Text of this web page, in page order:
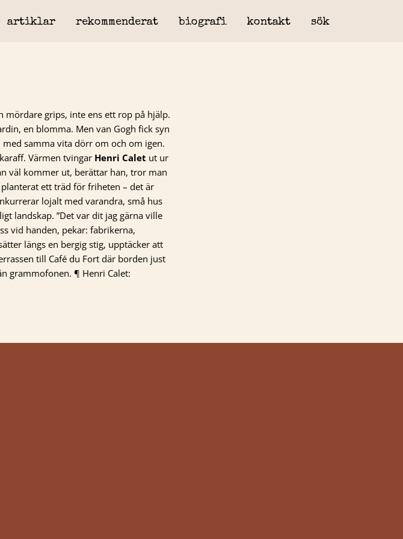
artiklar rekommenderat biografi kontakt sök
mördare grips, inte ens ett rop på hjälp.
en blomma. Men van Gogh fick syn
samma vita dörr om och om igen.
Värmen tvingar Henri Calet ut ur
väl kommer ut, berättar han, tror man
ett träd för friheten – det är
lojalt med varandra, små hus
landskap. ”Det var dit jag gärna ville
vid handen, pekar: fabrikerna,
längs en bergig stig, upptäcker att
till Café du Fort där borden just
grammofonen. ¶ Henri Calet: